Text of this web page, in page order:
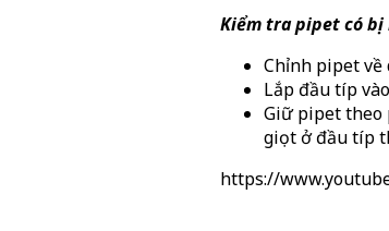
Kiểm tra pipet có
Chỉnh pipet
Lắp đầu típ
Giữ pipet theo
giọt ở đầu típ
https://